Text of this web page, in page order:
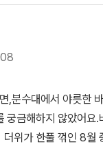
놀라운 일이 있으리
어진다고 해요. 모두
밝고 사람이 아무도
란 눈알이 땅밑에서 솟
놀라다가 이내 깨닫고
긴 고래가 드디어 깨
늘을 난다니? 그렇지
,분수대에서 야릇한
궁금해하지 않았어요